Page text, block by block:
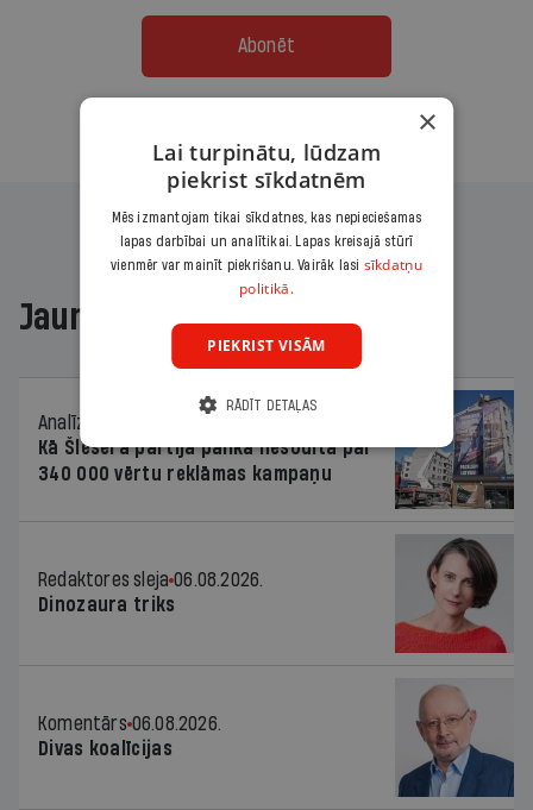
Abonēt
Jaunākajā žurnālā
Analīze
Kā Šlesera partija palika nesodīta par
340 000 vērtu reklāmas kampaņu
Redaktores sleja 06.08.2026.
Dinozaura triks
Komentārs 06.08.2026.
Divas koalīcijas
×
Lai turpinātu, lūdzam
piekrist sīkdatnēm
Mēs izmantojam tikai sīkdatnes, kas nepieciešamas
lapas darbībai un analītikai. Lapas kreisajā stūrī
vienmēr var mainīt piekrišanu. Vairāk lasi sīkdatņu
politikā.
PIEKRIST VISĀM
RĀDĪT DETAĻAS